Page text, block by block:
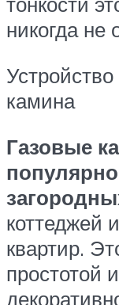
никогда не
Устройство
камина
Газовые
коттеджей
квартир.
простотой